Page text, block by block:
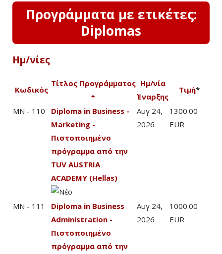
Προγράμματα με ετικέτες:
Diplomas
Ημ/νίες
Κωδικός
Τίτλος Προγράμματος Ημ/νία
Έναρξης
Τιμή*
MN - 110
Diploma in Business -
Marketing -
Πιστοποιημένο
πρόγραμμα από την
TUV AUSTRIA
ACADEMY (Hellas)
Αυγ 24,
2026
1300.00
EUR
MN - 111
Diploma in Business
Administration -
Πιστοποιημένο
πρόγραμμα από την
Αυγ 24,
2026
1000.00
EUR